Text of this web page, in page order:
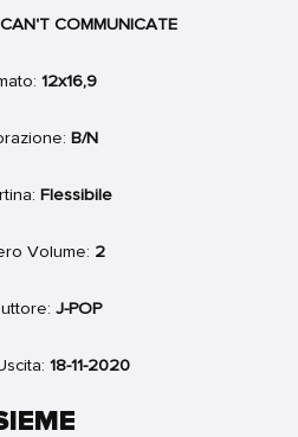
COMMUNICATE
12x16,9
B/N
Flessibile
Volume: 2
J-POP
18-11-2020